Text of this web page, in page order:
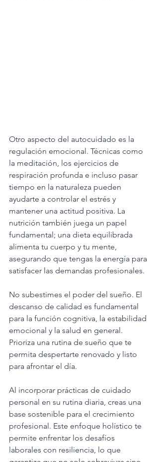
Otro aspecto del autocuidado es la
regulación emocional. Técnicas como
la meditación, los ejercicios de
respiración profunda e incluso pasar
tiempo en la naturaleza pueden
ayudarte a controlar el estrés y
mantener una actitud positiva. La
nutrición también juega un papel
fundamental; una dieta equilibrada
alimenta tu cuerpo y tu mente,
asegurando que tengas la energía para
satisfacer las demandas profesionales.
No subestimes el poder del sueño. El
descanso de calidad es fundamental
para la función cognitiva, la estabilidad
emocional y la salud en general.
Prioriza una rutina de sueño que te
permita despertarte renovado y listo
para afrontar el día.
Al incorporar prácticas de cuidado
personal en su rutina diaria, creas una
base sostenible para el crecimiento
profesional. Este enfoque holístico te
permite enfrentar los desafíos
laborales con resiliencia, lo que